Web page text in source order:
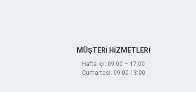
MÜŞTERİ HİZMETLERİ
Hafta İçi: 09:00 – 17:00
Cumartesi: 09:00-13:00